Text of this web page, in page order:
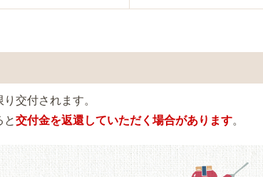
交付されます。
と交付金を返還していただく場合があります。